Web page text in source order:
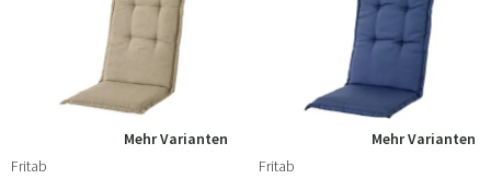
Mehr Varianten
Fritab
Mehr Varianten
Fritab